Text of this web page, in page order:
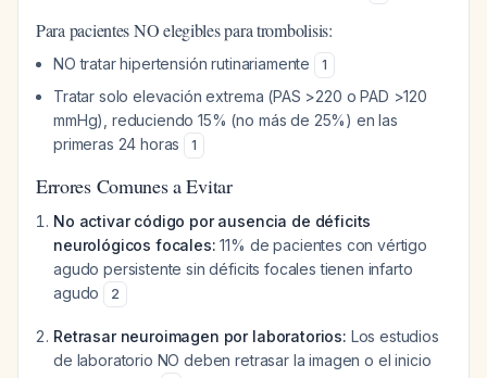
Para pacientes NO elegibles para trombolisis:
NO tratar hipertensión rutinariamente 1
Tratar solo elevación extrema (PAS >220 o PAD >120
mmHg), reduciendo 15% (no más de 25%) en las
primeras 24 horas
1
Errores Comunes a Evitar
No activar código por ausencia de déficits
neurológicos focales: 11% de pacientes con vértigo
agudo persistente sin déficits focales tienen infarto
agudo
2
Retrasar neuroimagen por laboratorios: Los estudios
de laboratorio NO deben retrasar la imagen o el inicio